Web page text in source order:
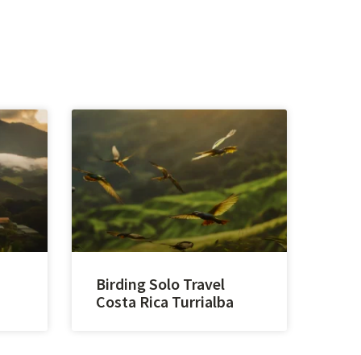
Birding Solo Travel
Costa Rica Turrialba